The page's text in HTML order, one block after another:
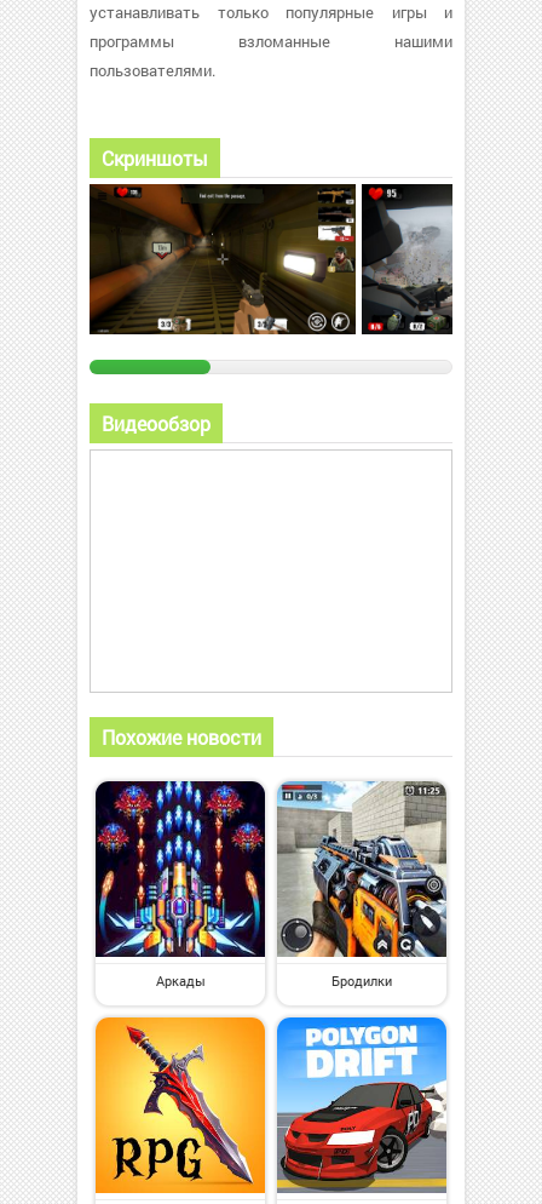
устанавливать только популярные игры и
программы взломанные нашими
пользователями.
Скриншоты
Видеообзор
Похожие новости
Аркады Бродилки